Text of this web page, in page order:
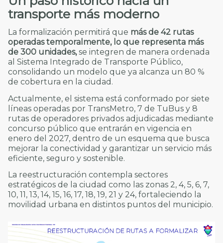
transporte más moderno
La formalización permitirá que más de 42 rutas
operadas temporalmente, lo que representa más
de 300 unidades,se integren de manera ordenada
al Sistema Integrado de Transporte Público,
consolidando un modelo que ya alcanza un 80 %
de cobertura en la ciudad.
Actualmente, el sistema está conformado por siete
líneas operadas por TransMetro, 7 de TuBus y 8
rutas de operadores privados adjudicadas mediante
concurso público que entrarán en vigencia en
enero del 2027, dentro de un esquema que busca
mejorar la conectividad y garantizar un servicio más
eficiente, seguro y sostenible.
La reestructuración contempla sectores
estratégicos de la ciudad como las zonas 2, 4, 5, 6, 7,
10, 11, 13, 14, 15, 16, 17, 18, 19, 21 y 24, fortaleciendo la
movilidad urbana en distintos puntos del municipio.